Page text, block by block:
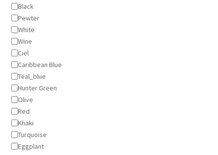
Black
Pewter
White
Wine
Ciel
Caribbean Blue
Teal_blue
Hunter Green
Olive
Red
Khaki
Turquoise
Eggplant